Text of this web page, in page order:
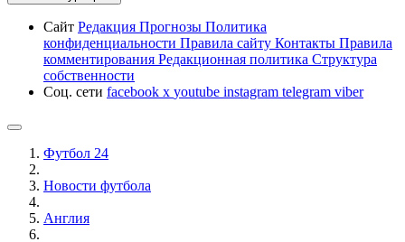
Сайт Редакция Прогнозы Политика
конфиденциальности Правила сайту Контакты Правила
комментирования Редакционная политика Структура
собственности
Соц. сети facebook x youtube instagram telegram viber
Футбол 24
Новости футбола
Англия